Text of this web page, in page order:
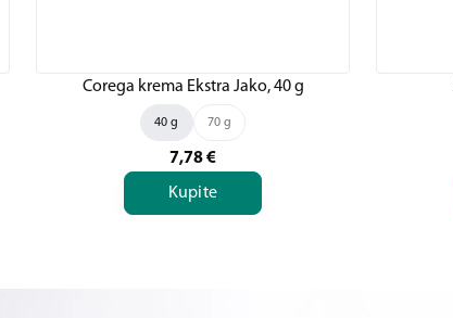
Corega krema Ekstra Jako, 40 g
40 g 70 g
7,78€
Kupite